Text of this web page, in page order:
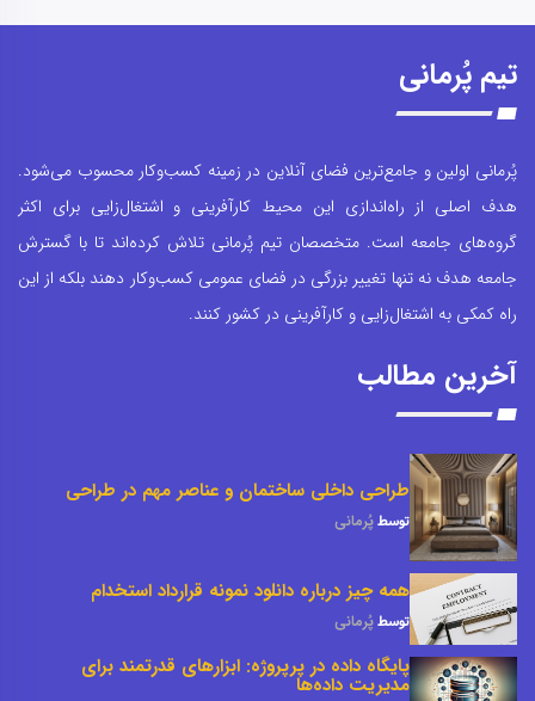
تیم پُرمانی
پُرمانی اولین و جامع‌ترین فضای آنلاین در زمینه کسب‌وکار محسوب می‌شود.
هدف اصلی از راه‌اندازی این محیط کارآفرینی و اشتغال‌زایی برای اکثر
گروه‌های جامعه است. متخصصان تیم پُرمانی تلاش کرده‌اند تا با گسترش
جامعه هدف نه تنها تغییر بزرگی در فضای عمومی کسب‌وکار دهند بلکه از این
راه کمکی به اشتغال‌زایی و کارآفرینی در کشور کنند.
آخرین مطالب
طراحی داخلی ساختمان و عناصر مهم در طراحی
توسطپُرمانی
همه چیز درباره دانلود نمونه قرارداد استخدام
توسطپُرمانی
پایگاه داده در پرپروژه: ابزارهای قدرتمند برای
مدیریت داده‌ها